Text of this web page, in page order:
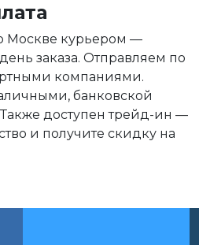
Москве курьером —
заказа. Отправляем по
компаниями.
банковской
доступен трейд-ин —
и получите скидку на